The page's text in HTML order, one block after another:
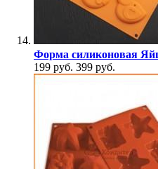
Форма силиконовая
199 руб. 399 руб.